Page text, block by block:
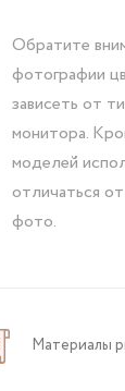
Обратите
фотографии
зависеть от
монитора.
моделей
отличаться
фото.
Материалы